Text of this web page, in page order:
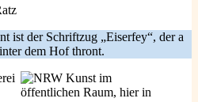
ist der Schriftzug „Eiserfey“, der a
dem Hof thront.